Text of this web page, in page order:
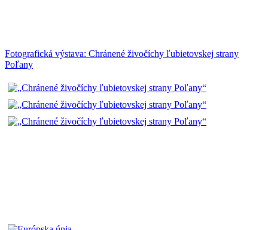
Fotografická výstava: Chránené živočíchy ľubietovskej strany
Poľany